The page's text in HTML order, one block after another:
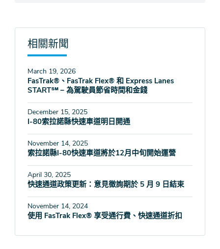
相關新聞
March 19, 2026
FasTrak®、FasTrak Flex® 和 Express Lanes
START℠ – 為駕駛員節省時間和金錢
December 15, 2025
I-80索拉諾縣快速車道明日開通
November 14, 2025
索拉諾縣I-80快速車道將於12月中旬開始運營
April 30, 2025
快速通道政策更新：意見徵詢期於 5 月 9 日結束
November 14, 2024
使用 FasTrak Flex® 享受通行費、快速通道折扣